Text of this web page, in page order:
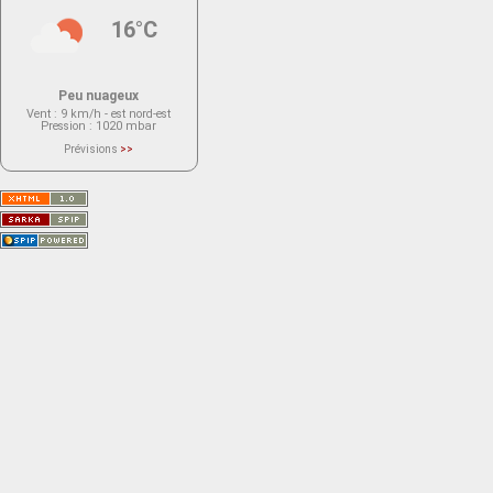
16°C
Peu nuageux
Vent : 9 km/h - est nord-est
Pression : 1020 mbar
Prévisions >>
actuellement aucune prévision
Saint-Nom.
Veuillez consulter le message du
service ci-dessous.
(401 - Invalid API key. Please see
https://openweathermap.org/faq#error401